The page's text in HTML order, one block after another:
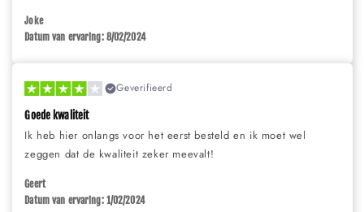
Joke
Datum van ervaring: 8/02/2024
Geverifieerd
Goede kwaliteit
Ik heb hier onlangs voor het eerst besteld en ik moet wel
zeggen dat de kwaliteit zeker meevalt!
Geert
Datum van ervaring: 1/02/2024